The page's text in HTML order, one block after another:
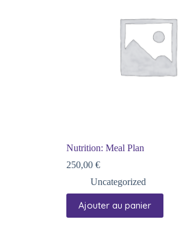
Nutrition: Meal Plan
250,00 €
Uncategorized
Ajouter au panier